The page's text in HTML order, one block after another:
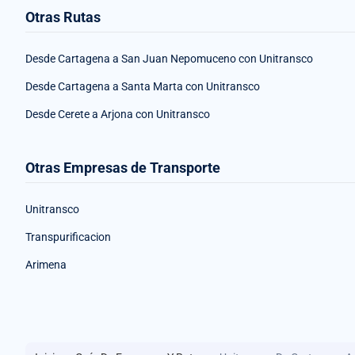
Otras Rutas
Desde Cartagena a San Juan Nepomuceno con Unitransco
Desde Cartagena a Santa Marta con Unitransco
Desde Cerete a Arjona con Unitransco
Otras Empresas de Transporte
Unitransco
Transpurificacion
Arimena